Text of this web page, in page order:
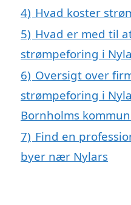
4) Hvad koster
5) Hvad er med til
strømpeforing i
6) Oversigt over
strømpeforing i
Bornholms
7) Find en
byer nær Nylars